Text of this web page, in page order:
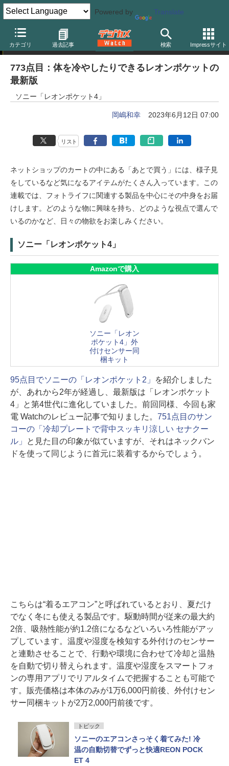
Powered by Translate
カテゴリ 過去記事 検索 Impressサイト
岡嶋和幸の「あとで買う」
773点目：体を冷やしたりできるレオンポケットの
最新版
ソニー「レオンポケット4」
岡嶋和幸 2023年6月12日 07:00
リスト
ネットショップのカートの中にある「あとで買う」には、様子見
をしているなど気になるアイテムがたくさん入っています。この
連載では、フォトライフに関連する製品を中心にその中身をお届
けします。どのような物に興味を持ち、どのような視点で選んで
いるのかなど、日々の物欲をお楽しみください。
ソニー「レオンポケット4」
Amazonで購入
ソニー「レオン
ポケット4」外
付けセンサー同
梱キット
95点目でソニーの「レオンポケット2」
を紹介しました
が、あれから2年が経過し、最新版は「レオンポケット
4」と第4世代に進化していました。前回同様、今回も家
電 Watchのレビュー記事で知りました。 751点目のサン
コーの「冷却プレートで背中スッキリ涼しい セナクー
ル」
と見た目の印象が似ていますが、それはネックバン
ドを使って同じように首元に装着するからでしょう。
こちらは“着るエアコン”と呼ばれているとおり、夏だけ
でなく冬にも使える製品です。駆動時間が従来の最大約
2倍、吸熱性能が約1.2倍になるなどいろいろ性能がアッ
プしています。温度や湿度を検知する外付けのセンサー
と連動させることで、行動や環境に合わせて冷却と温熱
を自動で切り替えられます。温度や湿度をスマートフォ
ンの専用アプリでリアルタイムで把握することも可能で
す。販売価格は本体のみが1万6,000円前後、外付けセン
サー同梱キットが2万2,000円前後です。
トピック
ソニーのエアコンさっそく着てみた! 冷
温の自動切替でずっと快適REON POCK
ET 4